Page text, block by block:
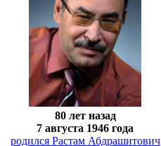
80 лет назад
7 августа 1946 года
родился Растам Абдрашитович